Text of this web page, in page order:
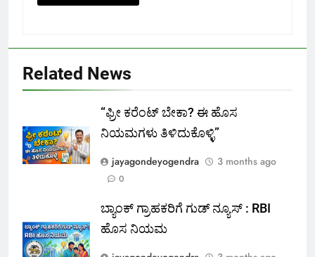
Related News
“ಫ್ರೀ ಕರೆಂಟ್‌ ಬೇಕಾ? ಈ ಹೊಸ
ನಿಯಮಗಳು ತಿಳಿದುಕೊಳ್ಳಿ”
jayagondeyogendra
3 months ago
0
ಬ್ಯಾಂಕ್ ಗ್ರಾಹಕರಿಗೆ ಗುಡ್ ನ್ಯೂಸ್ : RBI
ಹೊಸ ನಿಯಮ